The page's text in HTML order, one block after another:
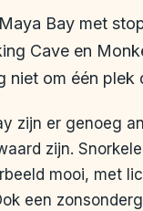
Bay met
Cave en
niet om één plek
zijn er genoeg
zijn.
mooi, met
een